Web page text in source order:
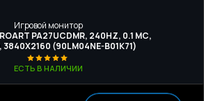
Игровой монитор
PA27UCDMR, 240HZ, 0.1 МС,
3840Х2160 (90LM04NE-B01K71)
ЕСТЬ В НАЛИЧИИ